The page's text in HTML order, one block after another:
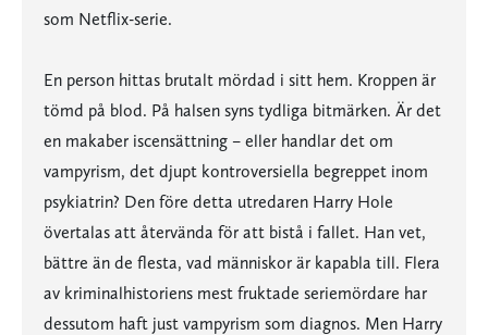
som Netflix-serie.
En person hittas brutalt mördad i sitt hem. Kroppen är
tömd på blod. På halsen syns tydliga bitmärken. Är det
en makaber iscensättning – eller handlar det om
vampyrism, det djupt kontroversiella begreppet inom
psykiatrin? Den före detta utredaren Harry Hole
övertalas att återvända för att bistå i fallet. Han vet,
bättre än de flesta, vad människor är kapabla till. Flera
av kriminalhistoriens mest fruktade seriemördare har
dessutom haft just vampyrism som diagnos. Men Harry